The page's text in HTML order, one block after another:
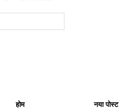
होम नया पोस्ट